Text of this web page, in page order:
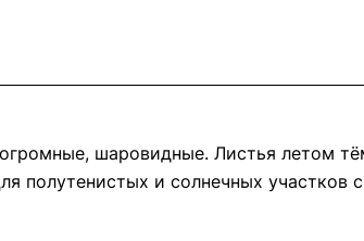
шаровидные. Листья летом
полутенистых и солнечных участков